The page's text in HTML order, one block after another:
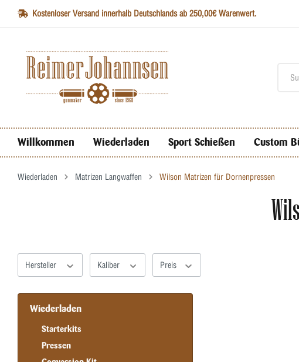
Kostenloser Versand innerhalb Deutschlands ab 250,00€ Warenwert.
Willkommen Wiederladen Sport Schießen Custom
Wiederladen Matrizen Langwaffen Wilson Matrizen für Dornenpressen
Hersteller Kaliber Preis
Wiederladen
Starterkits
Pressen